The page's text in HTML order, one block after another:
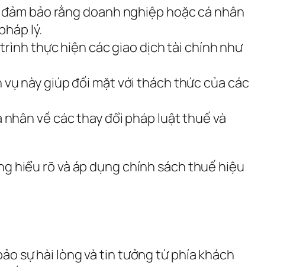
bảo rằng doanh nghiệp hoặc cá nhân
lý.
thực hiện các giao dịch tài chính như
này giúp đối mặt với thách thức của các
về các thay đổi pháp luật thuế và
hiểu rõ và áp dụng chính sách thuế hiệu
sự hài lòng và tin tưởng từ phía khách